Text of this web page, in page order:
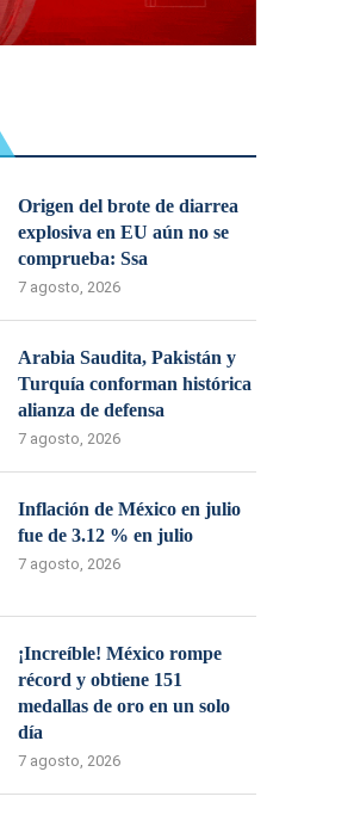
Origen del brote de diarrea
explosiva en EU aún no se
comprueba: Ssa
7 agosto, 2026
Arabia Saudita, Pakistán y
Turquía conforman histórica
alianza de defensa
7 agosto, 2026
Inflación de México en julio
fue de 3.12 % en julio
7 agosto, 2026
¡Increíble! México rompe
récord y obtiene 151
medallas de oro en un solo
día
7 agosto, 2026